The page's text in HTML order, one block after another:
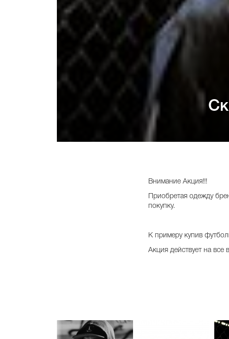
Внимание Акция!!!
Приобретая одежду
покупку.
К примеру купив
Акция действует на все